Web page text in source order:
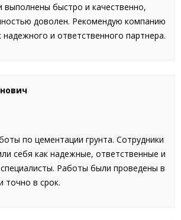
быстро и качественно,
доволен. Рекомендую компанию
и ответственного партнера.
по цементации грунта. Сотрудники
себя как надежные, ответственные и
Работы были проведены в
в срок.